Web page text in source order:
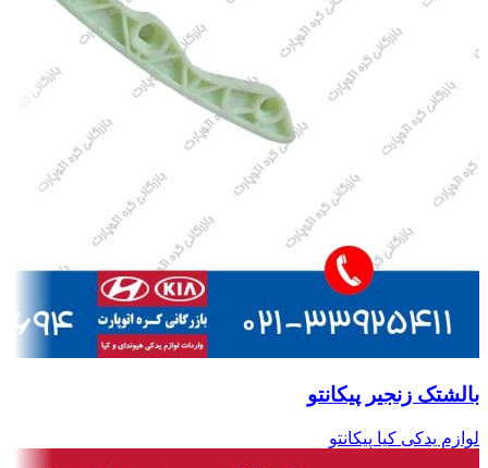
بالشتک زنجیر پیکانتو
لوازم یدکی کیا پیکانتو